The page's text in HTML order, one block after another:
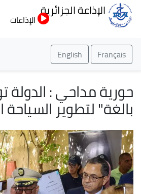
إلى
الإذاعة الجزائرية
الإذاعات
Français
English
حورية مداحي : الدولة
بالغة" لتطوير السياحة